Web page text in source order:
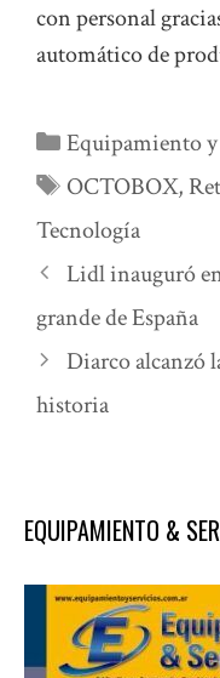
con personal
automático de
Categorías
Equipamiento
Etiquetas
OCTOBOX,
Tecnología
Lidl inauguró
grande de España
Diarco alcanzó
historia
EQUIPAMIENTO &